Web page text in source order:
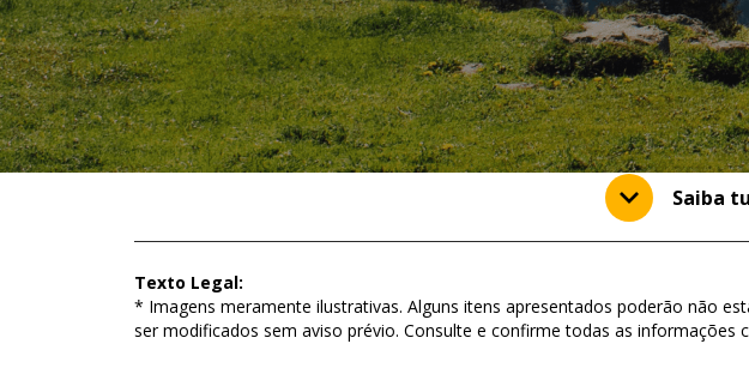
Saiba
Texto Legal:
* Imagens meramente ilustrativas. Alguns itens apresentados poderão não
ser modificados sem aviso prévio. Consulte e confirme todas as informações